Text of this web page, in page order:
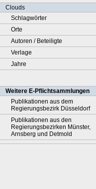
Clouds
Schlagwörter
Orte
Autoren / Beteiligte
Verlage
Jahre
Weitere E-Pflichtsammlungen
Publikationen aus dem
Regierungsbezirk Düsseldorf
Publikationen aus den
Regierungsbezirken Münster,
Arnsberg und Detmold